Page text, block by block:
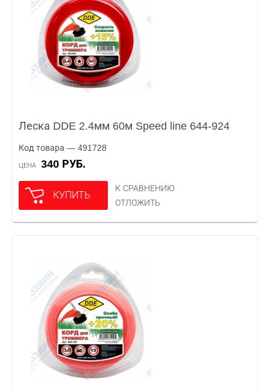
Леска DDE 2.4мм 60м Speed line 644-924
Код товара — 491728
ЦЕНА 340 РУБ.
КУПИТЬ
К СРАВНЕНИЮ
ОТЛОЖИТЬ